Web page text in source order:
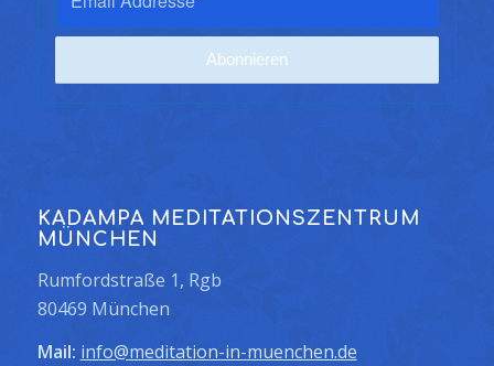
KADAMPA MEDITATIONSZENTRUM
MÜNCHEN
Rumfordstraße 1, Rgb
80469 München
Mail: info@meditation-in-muenchen.de